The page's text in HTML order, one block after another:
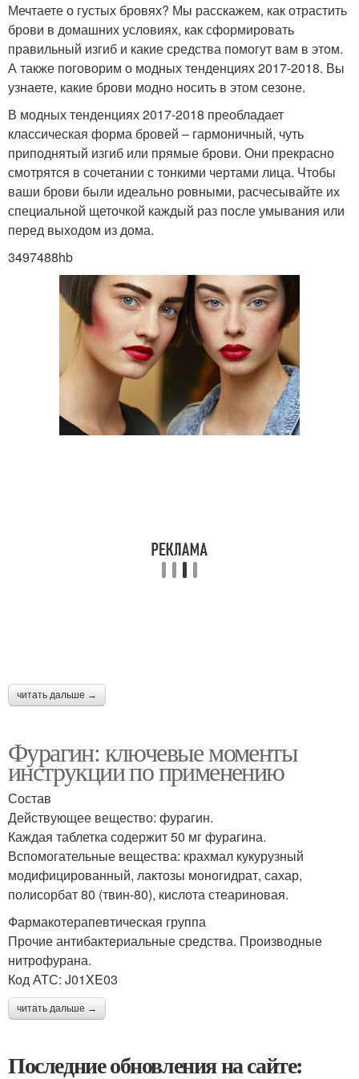
Мечтаете о густых бровях? Мы расскажем, как отрастить
брови в домашних условиях, как сформировать
правильный изгиб и какие средства помогут вам в этом.
А также поговорим о модных тенденциях 2017-2018. Вы
узнаете, какие брови модно носить в этом сезоне.
В модных тенденциях 2017-2018 преобладает
классическая форма бровей – гармоничный, чуть
приподнятый изгиб или прямые брови. Они прекрасно
смотрятся в сочетании с тонкими чертами лица. Чтобы
ваши брови были идеально ровными, расчесывайте их
специальной щеточкой каждый раз после умывания или
перед выходом из дома.
3497488hb
читать дальше →
Фурагин: ключевые моменты
инструкции по применению
Состав
Действующее вещество: фурагин.
Каждая таблетка содержит 50 мг фурагина.
Вспомогательные вещества: крахмал кукурузный
модифицированный, лактозы моногидрат, сахар,
полисорбат 80 (твин-80), кислота стеариновая.
Фармакотерапевтическая группа
Прочие антибактериальные средства. Производные
нитрофурана.
Код АТС: J01XE03
читать дальше →
Последние обновления на сайте: